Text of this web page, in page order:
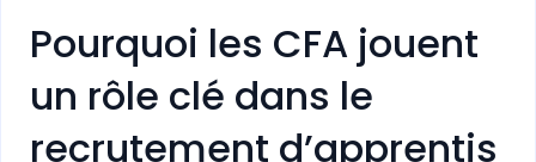
Pourquoi les CFA jouent
un rôle clé dans le
recrutement d’apprentis